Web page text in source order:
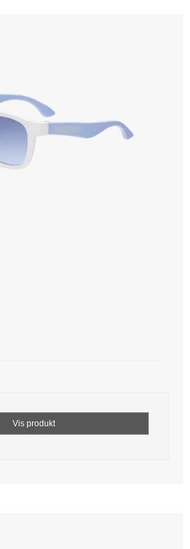
Vis produkt